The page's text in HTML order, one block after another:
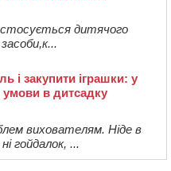
стосується дитячого
і закупити іграшки: у
в дитсадку
вихователям. Ніде в
гойдалок, ...